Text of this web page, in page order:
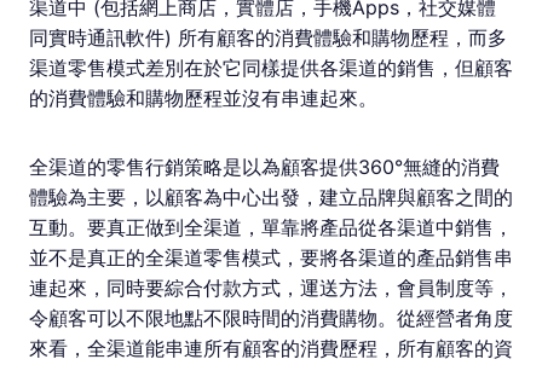
渠道中 (包括網上商店，實體店，手機Apps，社交媒體
同實時通訊軟件) 所有顧客的消費體驗和購物歷程，而多
渠道零售模式差別在於它同樣提供各渠道的銷售，但顧客
的消費體驗和購物歷程並沒有串連起來。
全渠道的零售行銷策略是以為顧客提供360°無縫的消費
體驗為主要，以顧客為中心出發，建立品牌與顧客之間的
互動。要真正做到全渠道，單靠將產品從各渠道中銷售，
並不是真正的全渠道零售模式，要將各渠道的產品銷售串
連起來，同時要綜合付款方式，運送方法，會員制度等，
令顧客可以不限地點不限時間的消費購物。從經營者角度
來看，全渠道能串連所有顧客的消費歷程，所有顧客的資